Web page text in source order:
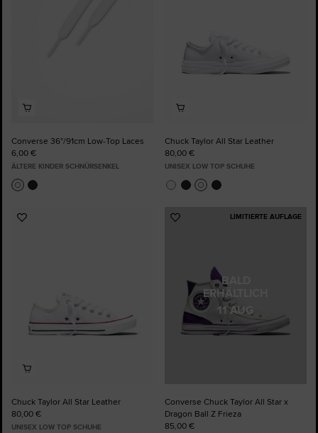
Converse 36"/91cm Low-Top Laces
6,00 €
ÄLTERE KINDER SCHNÜRSENKEL
Chuck Taylor All Star Leather
80,00 €
UNISEX LOW TOP SCHUHE
Zu
Chuck Taylor All Star Leather
80,00 €
UNISEX LOW TOP SCHUHE
BALD
ERHÄLTLICH
11 AUG
LIMITIERTE AUFLAGE
Zu
Converse Chuck Taylor All Star x
Dragon Ball Z Frieza
85,00 €